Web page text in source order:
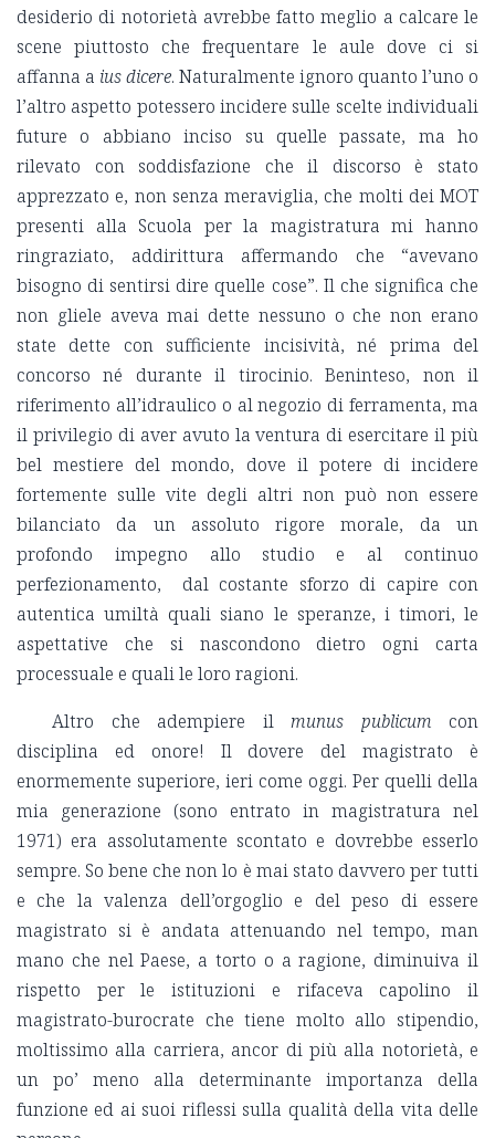
desiderio di notorietà avrebbe fatto meglio a calcare le
scene piuttosto che frequentare le aule dove ci si
affanna a ius dicere. Naturalmente ignoro quanto l’uno o
l’altro aspetto potessero incidere sulle scelte individuali
future o abbiano inciso su quelle passate, ma ho
rilevato con soddisfazione che il discorso è stato
apprezzato e, non senza meraviglia, che molti dei MOT
presenti alla Scuola per la magistratura mi hanno
ringraziato, addirittura affermando che “avevano
bisogno di sentirsi dire quelle cose”. Il che significa che
non gliele aveva mai dette nessuno o che non erano
state dette con sufficiente incisività, né prima del
concorso né durante il tirocinio. Beninteso, non il
riferimento all’idraulico o al negozio di ferramenta, ma
il privilegio di aver avuto la ventura di esercitare il più
bel mestiere del mondo, dove il potere di incidere
fortemente sulle vite degli altri non può non essere
bilanciato da un assoluto rigore morale, da un
profondo impegno allo studio e al continuo
perfezionamento, dal costante sforzo di capire con
autentica umiltà quali siano le speranze, i timori, le
aspettative che si nascondono dietro ogni carta
processuale e quali le loro ragioni.
Altro che adempiere il munus publicum con
disciplina ed onore! Il dovere del magistrato è
enormemente superiore, ieri come oggi. Per quelli della
mia generazione (sono entrato in magistratura nel
1971) era assolutamente scontato e dovrebbe esserlo
sempre. So bene che non lo è mai stato davvero per tutti
e che la valenza dell’orgoglio e del peso di essere
magistrato si è andata attenuando nel tempo, man
mano che nel Paese, a torto o a ragione, diminuiva il
rispetto per le istituzioni e rifaceva capolino il
magistrato-burocrate che tiene molto allo stipendio,
moltissimo alla carriera, ancor di più alla notorietà, e
un po’ meno alla determinante importanza della
funzione ed ai suoi riflessi sulla qualità della vita delle